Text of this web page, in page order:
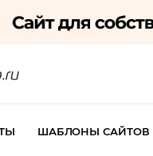
ШАБЛОНЫ САЙТОВ